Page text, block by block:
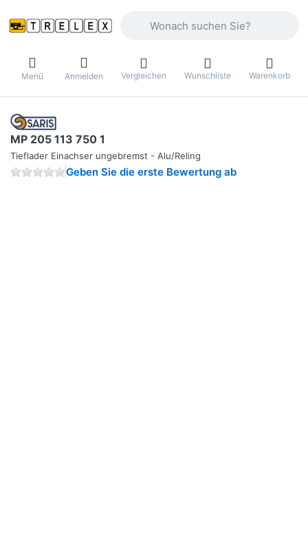
Menü Anmelden Vergleichen Wunschliste Warenkorb
MP 205 113 750 1
Tieflader Einachser ungebremst - Alu/Reling
Geben Sie die erste Bewertung ab